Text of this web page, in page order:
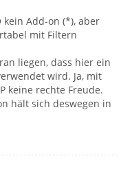
Add-on (*), aber
mit Filtern
liegen, dass hier ein
wird. Ja, mit
keine rechte Freude.
hält sich deswegen in